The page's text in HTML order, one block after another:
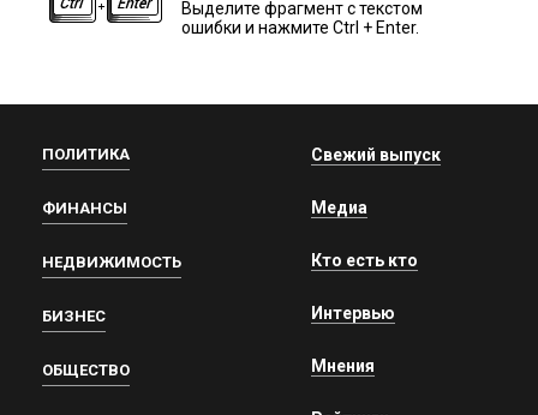
Выделите фрагмент с текстом
ошибки и нажмите Ctrl + Enter.
ПОЛИТИКА
ФИНАНСЫ
НЕДВИЖИМОСТЬ
БИЗНЕС
ОБЩЕСТВО
Свежий выпуск
Медиа
Кто есть кто
Интервью
Мнения